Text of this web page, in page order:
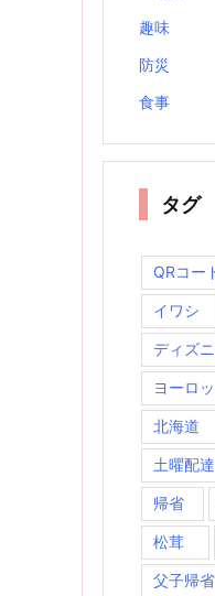
趣味
防災
食事
タグ
QRコー
イワシ
ディズ
ヨーロ
北海道
土曜配達
帰省
松茸
父子帰省